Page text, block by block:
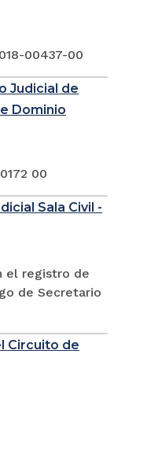
00437-00
Judicial de
Dominio
00
Sala Civil -
el registro de
de Secretario
Circuito de